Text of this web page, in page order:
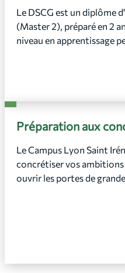
Le DSCG est un diplôme
(Master 2), préparé en 2
niveau en apprentissage
Préparation aux
Le Campus Lyon Saint
concrétiser vos
ouvrir les portes de